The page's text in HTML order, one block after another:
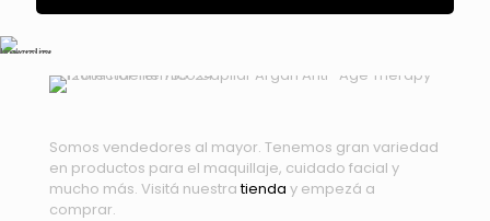
Somos vendedores al mayor. Tenemos gran variedad
en productos para el maquillaje, cuidado facial y
mucho más. Visitá nuestratienda y empezá a
comprar.